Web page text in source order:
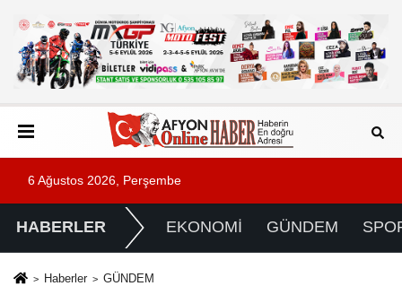
6 Ağustos 2026, Perşembe
HABERLER EKONOMİ GÜNDEM
Haberler GÜNDEM